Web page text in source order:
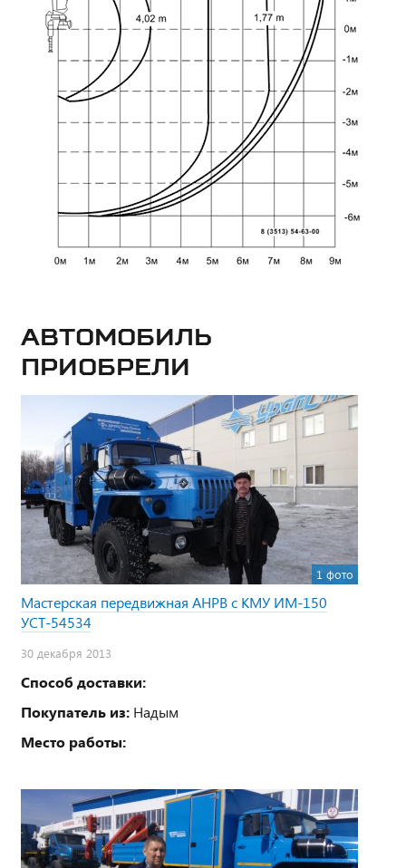
Автомобиль
приобрели
1 фото
Мастерская передвижная АНРВ с КМУ ИМ-150
УСТ-54534
30 декабря 2013
Способ доставки:
Покупатель из: Надым
Место работы: